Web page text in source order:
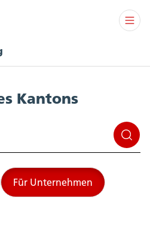
Kantons
Für Unternehmen